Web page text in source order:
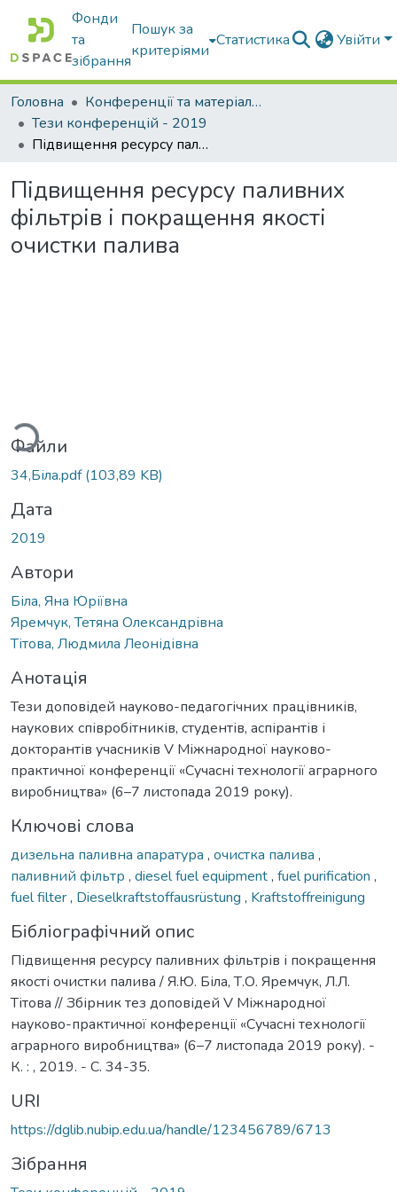
Фонди
та
зібрання
Пошук за
критеріями
Статистика Увійти
Головна
Конференції та матеріали конференцій
Тези конференцій - 2019
Підвищення ресурсу паливних фільтрів і покращення якості очистки палива
Підвищення ресурсу паливних
фільтрів і покращення якості
очистки палива
Файли
34,Біла.pdf(103,89 KB)
Дата
2019
Автори
Біла, Яна Юріївна
Яремчук, Тетяна Олександрівна
Тітова, Людмила Леонідівна
Анотація
Тези доповідей науково-педагогічних працівників,
наукових співробітників, студентів, аспірантів і
докторантів учасників V Міжнародної науково-
практичної конференції «Сучасні технології аграрного
виробництва» (6–7 листопада 2019 року).
Ключові слова
дизельна паливна апаратура , очистка палива ,
паливний фільтр , diesel fuel equipment, fuel purification ,
fuel filter, Dieselkraftstoffausrüstung , Kraftstoffreinigung
Бібліографічний опис
Підвищення ресурсу паливних фільтрів і покращення
якості очистки палива / Я.Ю. Біла, Т.О. Яремчук, Л.Л.
Тітова // Збірник тез доповідей V Міжнародної
науково-практичної конференції «Сучасні технології
аграрного виробництва» (6–7 листопада 2019 року). -
К. : , 2019. - С. 34-35.
URI
https://dglib.nubip.edu.ua/handle/123456789/6713
Зібрання